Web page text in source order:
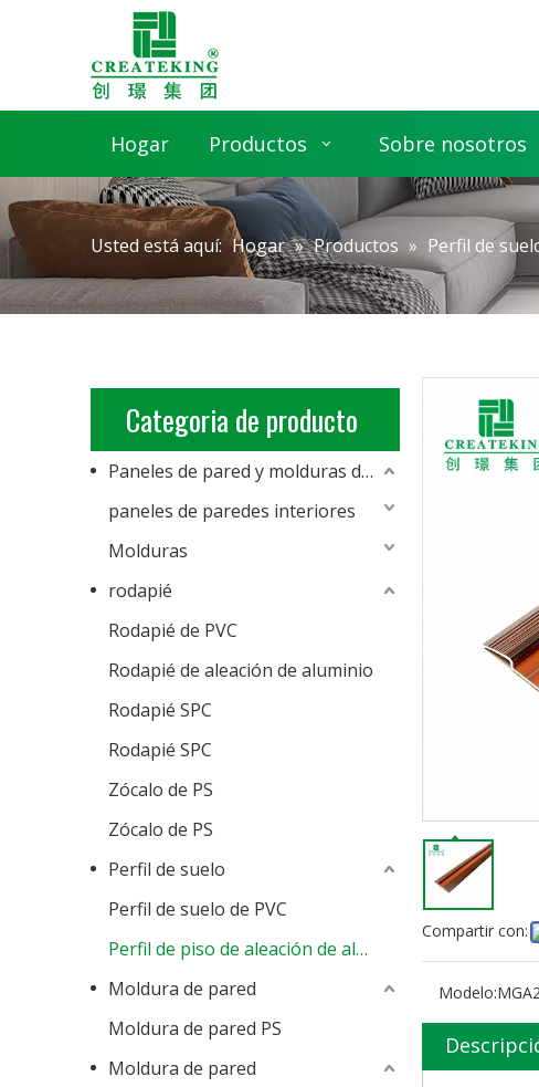
Hogar Productos Sobre nosotros
Usted está aquí: Hogar » Productos » Perfil de
Categoria de producto
Paneles de pared y molduras de PVC
paneles de paredes interiores
Molduras
rodapié
Rodapié de PVC
Rodapié de aleación de aluminio
Rodapié SPC
Rodapié SPC
Zócalo de PS
Zócalo de PS
Perfil de suelo
Perfil de suelo de PVC
Perfil de piso de aleación de aluminio
Moldura de pared
Moldura de pared PS
Moldura de pared
Compartir con:
Modelo: